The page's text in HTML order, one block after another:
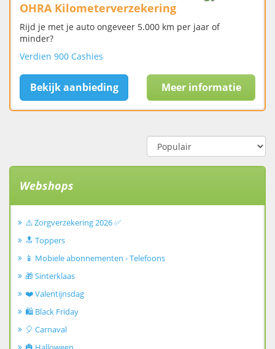
OHRA Kilometerverzekering
Rijd je met je auto ongeveer 5.000 km per jaar of
minder?
Verdien 900 Cashies
Bekijk aanbieding Meer informatie
Webshops
⚠️ Zorgverzekering 2026 ✅
🔝 Toppers
📱 Mobiele abonnementen - Telefoons
🎁 Sinterklaas
❤️ Valentijnsdag
🛍️ Black Friday
🎈 Carnaval